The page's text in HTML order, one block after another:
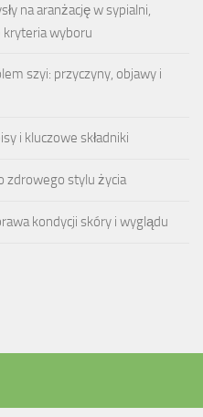
na aranżację w sypialni,
kryteria wyboru
szyi: przyczyny, objawy i
i kluczowe składniki
zdrowego stylu życia
kondycji skóry i wyglądu